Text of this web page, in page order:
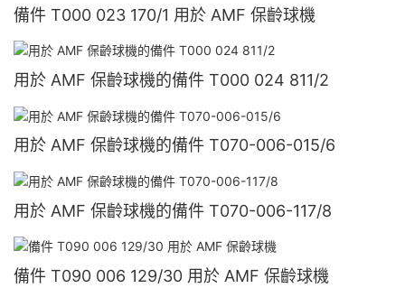
備件 T000 023 170/1 用於 AMF 保齡球機
用於 AMF 保齡球機的備件 T000 024 811/2
用於 AMF 保齡球機的備件 T070-006-015/6
用於 AMF 保齡球機的備件 T070-006-117/8
備件 T090 006 129/30 用於 AMF 保齡球機